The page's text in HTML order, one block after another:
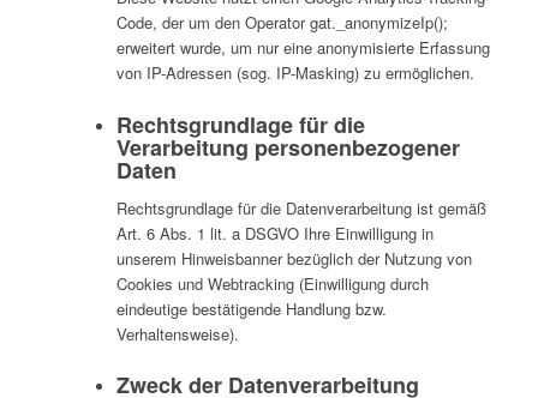
Code, der um den Operator gat._anonymizeIp();
erweitert wurde, um nur eine anonymisierte Erfassung
von IP-Adressen (sog. IP-Masking) zu ermöglichen.
Rechtsgrundlage für die
Verarbeitung personenbezogener
Daten
Rechtsgrundlage für die Datenverarbeitung ist gemäß
Art. 6 Abs. 1 lit. a DSGVO Ihre Einwilligung in
unserem Hinweisbanner bezüglich der Nutzung von
Cookies und Webtracking (Einwilligung durch
eindeutige bestätigende Handlung bzw.
Verhaltensweise).
Zweck der Datenverarbeitung